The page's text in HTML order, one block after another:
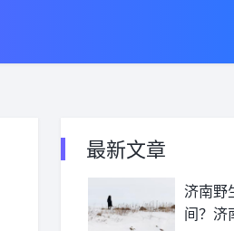
最新文章
济南野
间？济